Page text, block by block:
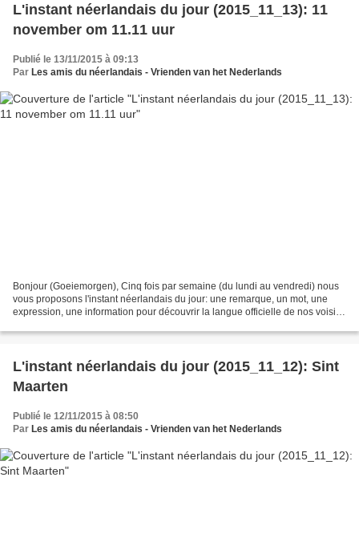
L'instant néerlandais du jour (2015_11_13): 11
november om 11.11 uur
Publié le 13/11/2015 à 09:13
Par Les amis du néerlandais - Vrienden van het Nederlands
Bonjour (Goeiemorgen), Cinq fois par semaine (du lundi au vendredi) nous
vous proposons l'instant néerlandais du jour: une remarque, un mot, une
expression, une information pour découvrir la langue officielle de nos voisins
L'instant néerlandais du jour (2015_11_12): Sint
Maarten
Publié le 12/11/2015 à 08:50
Par Les amis du néerlandais - Vrienden van het Nederlands